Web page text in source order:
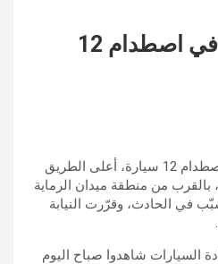
24 مصرياً أُصيبوا في اصطدام 12
أُصيب 24 مصرياً في حادث اصطدام 12 سيارة، أعلى الطريق
بالقرب من منطقة ميدان الرماية
في الحادث، وقرّرت النيابة
السيارات شاهدوا صباح اليوم